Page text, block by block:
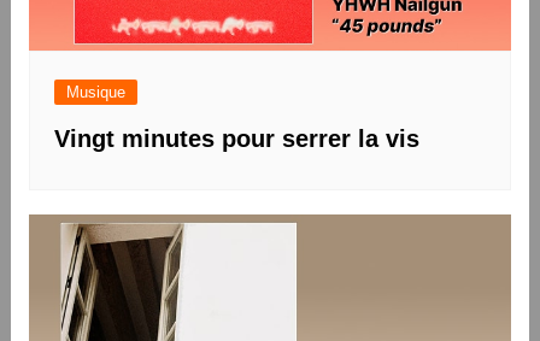
Musique
Vingt minutes pour serrer la vis